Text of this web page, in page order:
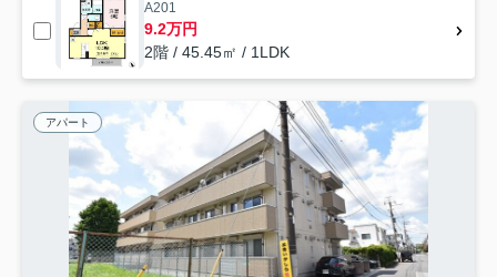
A201
9.2万円
2階 / 45.45㎡ / 1LDK
アパート